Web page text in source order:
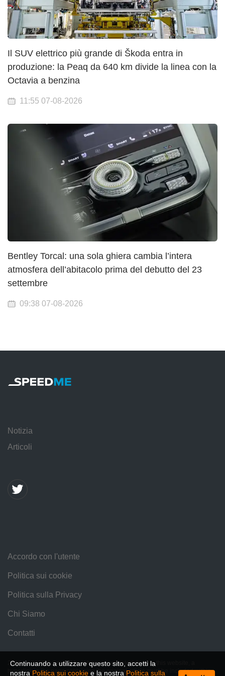
Il SUV elettrico più grande di Škoda entra in
produzione: la Peaq da 640 km divide la linea con la
Octavia a benzina
11:55 07-08-2026
Bentley Torcal: una sola ghiera cambia l’intera
atmosfera dell’abitacolo prima del debutto del 23
settembre
09:38 07-08-2026
Continuando a utilizzare questo sito, accetti la
nostra Politica sui cookie e la nostra Politica sulla
Notizia
Articoli
Accordo con l'utente
Politica sui cookie
Politica sulla Privacy
Chi Siamo
Contatti
2016 — 2026 © SpeedMe. When using materials from this website, a
hyperlink to the page containing the original article must be included within